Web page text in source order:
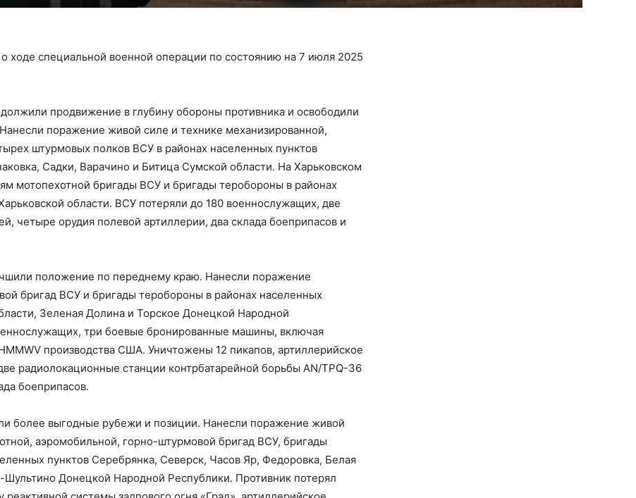
ходе специальной военной операции по состоянию на 7 июля 2025
продвижение в глубину обороны противника и освободили
поражение живой силе и технике механизированной,
штурмовых полков ВСУ в районах населенных пунктов
Садки, Варачино и Битица Сумской области. На Харьковском
мотопехотной бригады ВСУ и бригады теробороны в районах
области. ВСУ потеряли до 180 военнослужащих, две
четыре орудия полевой артиллерии, два склада боеприпасов и
положение по переднему краю. Нанесли поражение
бригад ВСУ и бригады теробороны в районах населенных
Зеленая Долина и Торское Донецкой Народной
три боевые бронированные машины, включая
производства США. Уничтожены 12 пикапов, артиллерийское
радиолокационные станции контрбатарейной борьбы AN/TPQ-36
боеприпасов.
более выгодные рубежи и позиции. Нанесли поражение живой
аэромобильной, горно-штурмовой бригад ВСУ, бригады
пунктов Серебрянка, Северск, Часов Яр, Федоровка, Белая
Донецкой Народной Республики. Противник потерял